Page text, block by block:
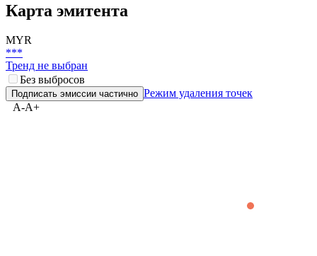
Карта эмитента
MYR
***
Тренд не выбран
Без выбросов
Режим удаления точек